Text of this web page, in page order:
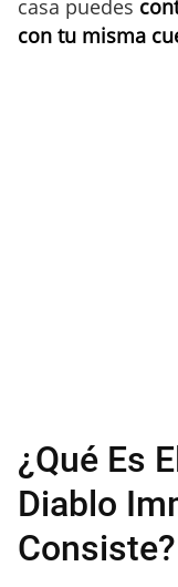
casa puedes
con tu misma
¿Qué Es
Diablo
Consiste?